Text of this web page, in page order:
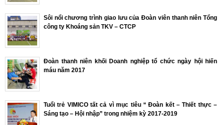
Sôi nổi chương trình giao lưu của Đoàn viên thanh niên Tổng
công ty Khoáng sản TKV – CTCP
Đoàn thanh niên khối Doanh nghiệp tổ chức ngày hội hiến
máu năm 2017
Tuổi trẻ VIMICO tất cả vì mục tiêu “ Đoàn kết – Thiết thực –
Sáng tạo – Hội nhập” trong nhiệm kỳ 2017-2019